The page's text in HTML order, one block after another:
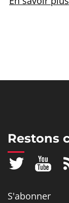
Restons
S'abonner